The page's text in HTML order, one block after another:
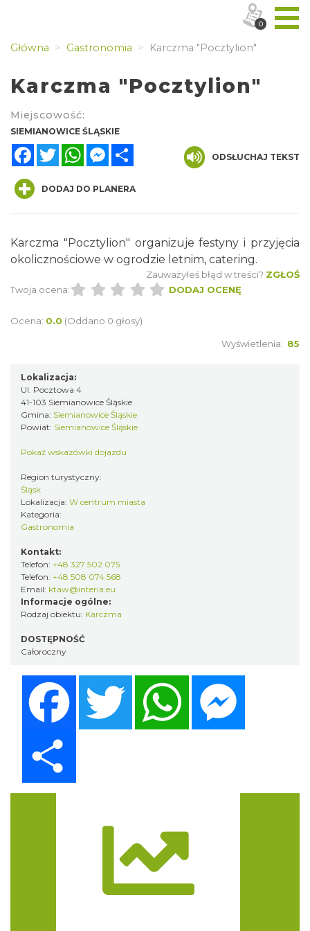
Główna Gastronomia Karczma "Pocztylion"
Karczma "Pocztylion"
Miejscowość:
SIEMIANOWICE ŚLĄSKIE
FacebookTwitterWhatsAppMessenger
ODSŁUCHAJ TEKST
DODAJ DO PLANERA
Karczma "Pocztylion" organizuje festyny i przyjęcia
okolicznościowe w ogrodzie letnim, catering.
Zauważyłeś błąd w treści? ZGŁOŚ
Twoja ocena:
DODAJ OCENĘ
Ocena: 0.0 (Oddano 0 głosy)
Wyświetlenia: 85
Lokalizacja:
Ul. Pocztowa 4
41-103 Siemianowice Śląskie
Gmina: Siemianowice Śląskie
Powiat: Siemianowice Śląskie
Pokaż wskazówki dojazdu
Region turystyczny:
Śląsk
Lokalizacja: W centrum miasta
Kategoria:
Gastronomia
Kontakt:
Telefon: +48 327 502 075
Telefon: +48 508 074 568
Email: ktaw@interia.eu
Informacje ogólne:
Rodzaj obiektu: Karczma
DOSTĘPNOŚĆ
Całoroczny
Twitter WhatsApp
0